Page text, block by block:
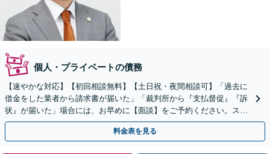
個人・プライベートの債務
【速やかな対応】【初回相談無料】【土日祝・夜間相談可】「過去に
借金をした業者から請求書が届いた」「裁判所から『支払督促』『訴
状』が届いた」場合には、お早めに【面談】をご予約ください。スム
ーズに消滅時効の援用を行います。
料金表を見る